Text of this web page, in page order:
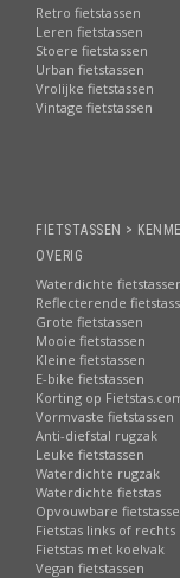
Retro fietstassen
Leren fietstassen
Stoere fietstassen
Urban fietstassen
Vrolijke fietstassen
Vintage fietstassen
FIETSTASSEN >
OVERIG
Waterdichte
Reflecterende
Grote fietstassen
Mooie fietstassen
Kleine fietstassen
E-bike fietstassen
Korting op
Vormvaste fietstassen
Anti-diefstal rugzak
Leuke fietstassen
Waterdichte rugzak
Waterdichte fietstas
Opvouwbare
Fietstas links of rechts
Fietstas met koelvak
Vegan fietstassen